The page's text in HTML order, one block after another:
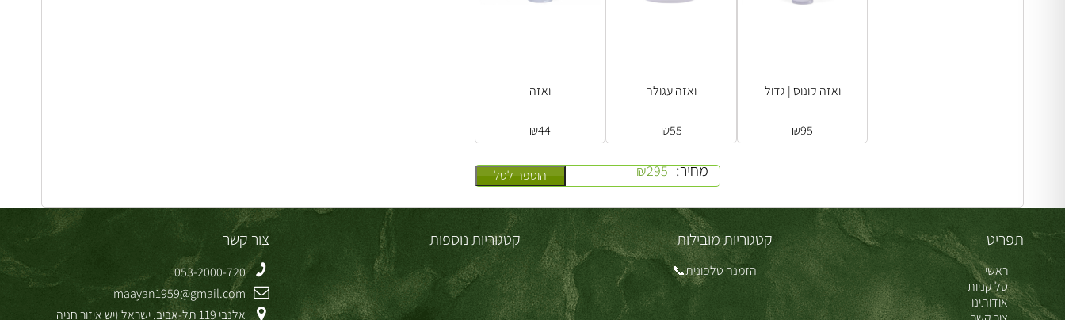
מחיר: ₪295 הוספה לסל
ואזה
₪44
ואזה עגולה
₪55
ואזה קונוס | גדול
₪95
תפריט
ראשי
סל קניות
אודותינו
קטגוריות מובילות
הזמנה טלפונית📞
קטגוריות נוספות צור קשר
053-2000-720
maayan1959@gmail.com
אלנבי 119 תל-אביב, ישראל (יש איזור חניה